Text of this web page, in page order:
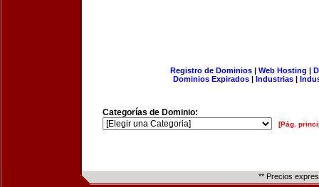
Registro de Dominios| Web Hosting |
Dominios Expirados | Industrias |
Categorías de Dominio:
[Pág.
** Precios